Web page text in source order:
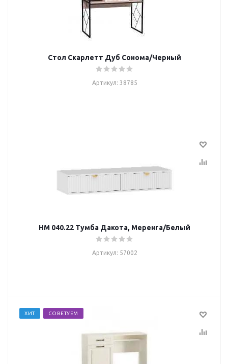
Стол Скарлетт Дуб Сонома/Черный
Артикул: 38785
НМ 040.22 Тумба Дакота, Меренга/Белый
Артикул: 57002
ХИТ СОВЕТУЕМ